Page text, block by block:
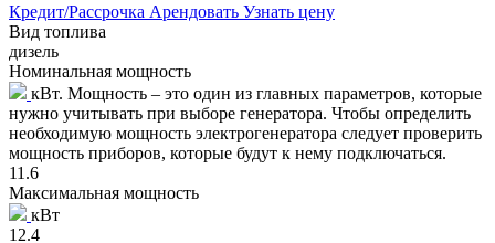
Кредит/Рассрочка Арендовать Узнать цену
Вид топлива
дизель
Номинальная мощность
кВт. Мощность – это один из главных параметров, которые
нужно учитывать при выборе генератора. Чтобы определить
необходимую мощность электрогенератора следует проверить
мощность приборов, которые будут к нему подключаться.
11.6
Максимальная мощность
кВт
12.4